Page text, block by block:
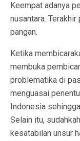
Keempat adanya
nusantara.
pangan.
Ketika
membuka
problematika di
menguasai
Indonesia
Selain itu,
kesatabilan unsur